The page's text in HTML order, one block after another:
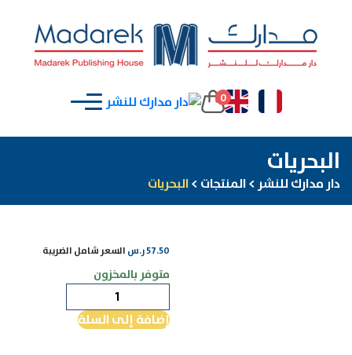
0
البحريات
دار مدارك للنشر >المنتجات >البحريات
57.50ر.س السعر شامل الضريبة
متوفر بالمخزون
البحريات
إضافة إلى السلة